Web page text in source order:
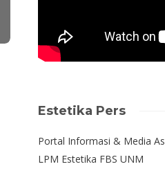
Estetika Pers
Portal Informasi & Media
LPM Estetika FBS UNM